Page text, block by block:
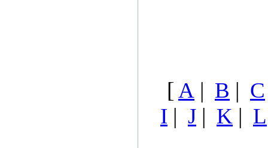
[ A | B | C
I | J | K | L